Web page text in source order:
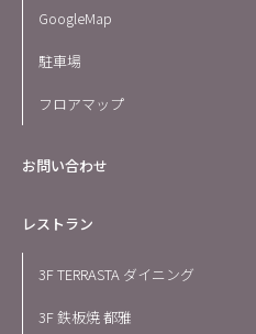
GoogleMap
駐車場
フロアマップ
お問い合わせ
レストラン
3F TERRASTA ダイニング
3F 鉄板焼 都雅